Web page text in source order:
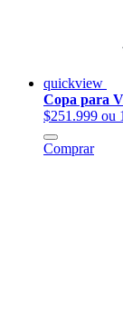
quickview
Copa para
$251.999 ou
Comprar